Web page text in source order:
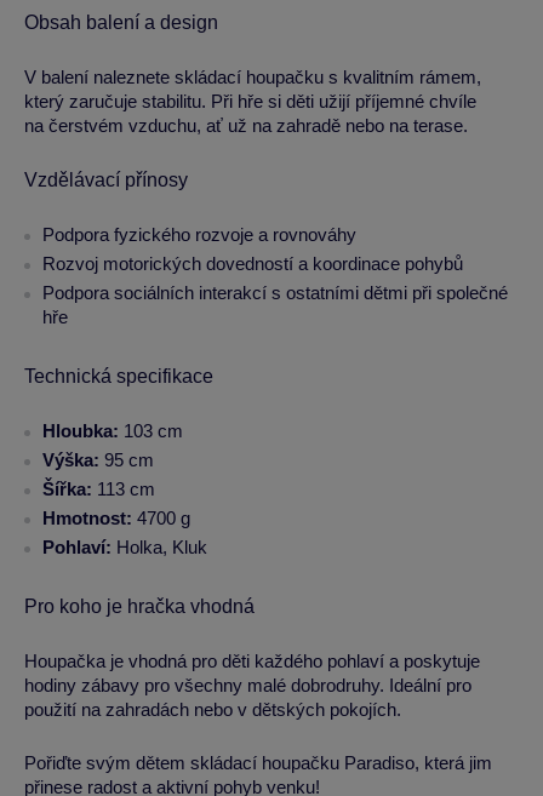
Obsah balení a design
V balení naleznete skládací houpačku s kvalitním rámem,
který zaručuje stabilitu. Při hře si děti užijí příjemné chvíle
na čerstvém vzduchu, ať už na zahradě nebo na terase.
Vzdělávací přínosy
Podpora fyzického rozvoje a rovnováhy
Rozvoj motorických dovedností a koordinace pohybů
Podpora sociálních interakcí s ostatními dětmi při společné
hře
Technická specifikace
Hloubka: 103 cm
Výška: 95 cm
Šířka: 113 cm
Hmotnost: 4700 g
Pohlaví: Holka, Kluk
Pro koho je hračka vhodná
Houpačka je vhodná pro děti každého pohlaví a poskytuje
hodiny zábavy pro všechny malé dobrodruhy. Ideální pro
použití na zahradách nebo v dětských pokojích.
Pořiďte svým dětem skládací houpačku Paradiso, která jim
přinese radost a aktivní pohyb venku!